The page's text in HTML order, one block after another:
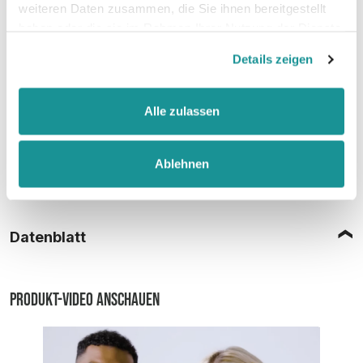
weiteren Daten zusammen, die Sie ihnen bereitgestellt
Details zeigen
Alle zulassen
Ablehnen
Größentabelle
Datenblatt
Produkt-Video anschauen